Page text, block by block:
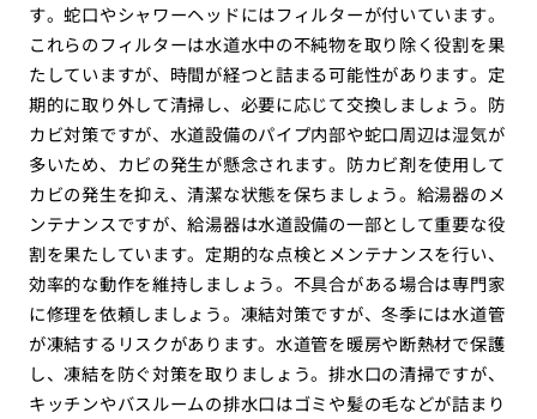
す。蛇口やシャワーヘッドにはフィルターが付いています。
これらのフィルターは水道水中の不純物を取り除く役割を果
たしていますが、時間が経つと詰まる可能性があります。定
期的に取り外して清掃し、必要に応じて交換しましょう。防
カビ対策ですが、水道設備のパイプ内部や蛇口周辺は湿気が
多いため、カビの発生が懸念されます。防カビ剤を使用して
カビの発生を抑え、清潔な状態を保ちましょう。給湯器のメ
ンテナンスですが、給湯器は水道設備の一部として重要な役
割を果たしています。定期的な点検とメンテナンスを行い、
効率的な動作を維持しましょう。不具合がある場合は専門家
に修理を依頼しましょう。凍結対策ですが、冬季には水道管
が凍結するリスクがあります。水道管を暖房や断熱材で保護
し、凍結を防ぐ対策を取りましょう。排水口の清掃ですが、
キッチンやバスルームの排水口はゴミや髪の毛などが詰まり